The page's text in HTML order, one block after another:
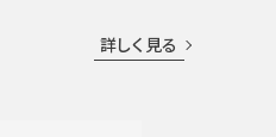
詳しく見る